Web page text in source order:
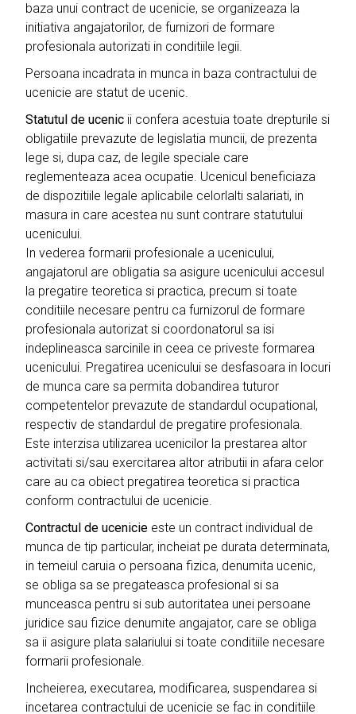
baza unui contract de ucenicie, se organizeaza la
initiativa angajatorilor, de furnizori de formare
profesionala autorizati in conditiile legii.
Persoana incadrata in munca in baza contractului de
ucenicie are statut de ucenic.
Statutul de ucenic ii confera acestuia toate drepturile si
obligatiile prevazute de legislatia muncii, de prezenta
lege si, dupa caz, de legile speciale care
reglementeaza acea ocupatie. Ucenicul beneficiaza
de dispozitiile legale aplicabile celorlalti salariati, in
masura in care acestea nu sunt contrare statutului
ucenicului.
In vederea formarii profesionale a ucenicului,
angajatorul are obligatia sa asigure ucenicului accesul
la pregatire teoretica si practica, precum si toate
conditiile necesare pentru ca furnizorul de formare
profesionala autorizat si coordonatorul sa isi
indeplineasca sarcinile in ceea ce priveste formarea
ucenicului. Pregatirea ucenicului se desfasoara in locuri
de munca care sa permita dobandirea tuturor
competentelor prevazute de standardul ocupational,
respectiv de standardul de pregatire profesionala.
Este interzisa utilizarea ucenicilor la prestarea altor
activitati si/sau exercitarea altor atributii in afara celor
care au ca obiect pregatirea teoretica si practica
conform contractului de ucenicie.
Contractul de ucenicie este un contract individual de
munca de tip particular, incheiat pe durata determinata,
in temeiul caruia o persoana fizica, denumita ucenic,
se obliga sa se pregateasca profesional si sa
munceasca pentru si sub autoritatea unei persoane
juridice sau fizice denumite angajator, care se obliga
sa ii asigure plata salariului si toate conditiile necesare
formarii profesionale.
Incheierea, executarea, modificarea, suspendarea si
incetarea contractului de ucenicie se fac in conditiile